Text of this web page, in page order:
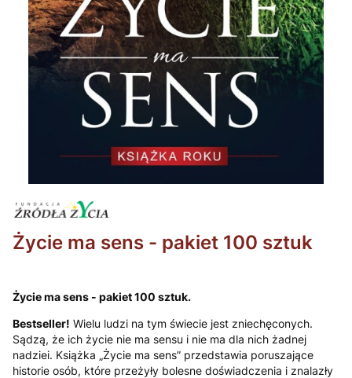
Życie ma sens - pakiet 100 sztuk
Życie ma sens - pakiet 100 sztuk.
Bestseller! Wielu ludzi na tym świecie jest zniechęconych.
Sądzą, że ich życie nie ma sensu i nie ma dla nich żadnej
nadziei. Książka „Życie ma sens” przedstawia poruszające
historie osób, które przeżyły bolesne doświadczenia i znalazły